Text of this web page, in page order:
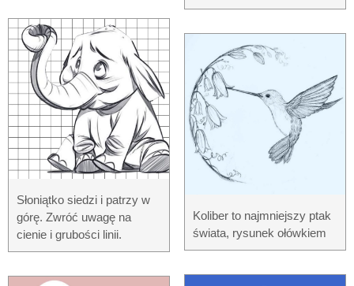
Słoniątko siedzi i patrzy w
górę. Zwróć uwagę na
cienie i grubości linii.
Koliber to najmniejszy ptak
świata, rysunek ołówkiem